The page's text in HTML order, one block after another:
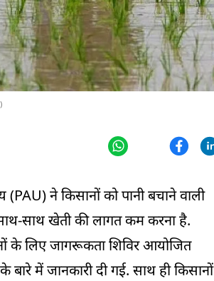
ने किसानों को पानी बचाने वाली
साथ खेती की लागत कम करना है.
के लिए जागरूकता शिविर आयोजित
में जानकारी दी गई. साथ ही किसानों